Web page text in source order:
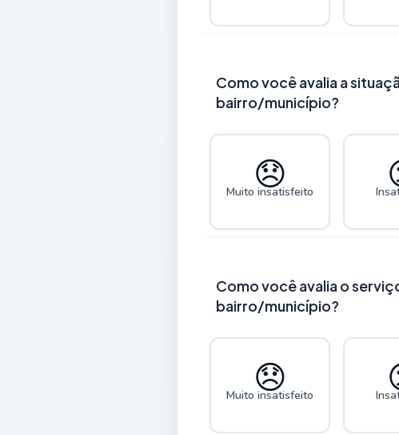
Como você avalia a
bairro/município?
😞
Muito insatisfeito
Como você avalia o
bairro/município?
😞
Muito insatisfeito